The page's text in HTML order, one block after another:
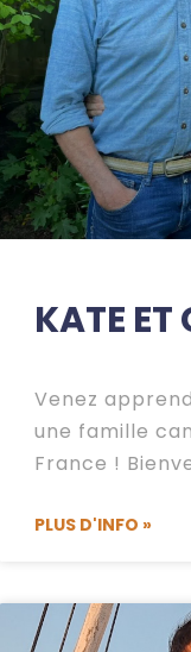
KATE
Venez
une famille
France !
PLUS D'INFO »